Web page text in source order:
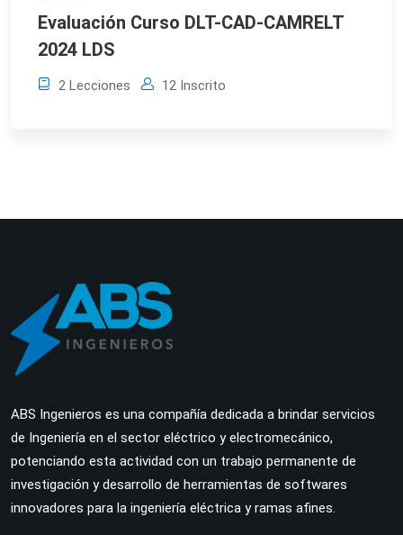
Evaluación Curso DLT-CAD-CAMRELT
2024 LDS
2 Lecciones 12 Inscrito
ABS Ingenieros es una compañía dedicada a brindar servicios
de Ingeniería en el sector eléctrico y electromecánico,
potenciando esta actividad con un trabajo permanente de
investigación y desarrollo de herramientas de softwares
innovadores para la ingeniería eléctrica y ramas afines.